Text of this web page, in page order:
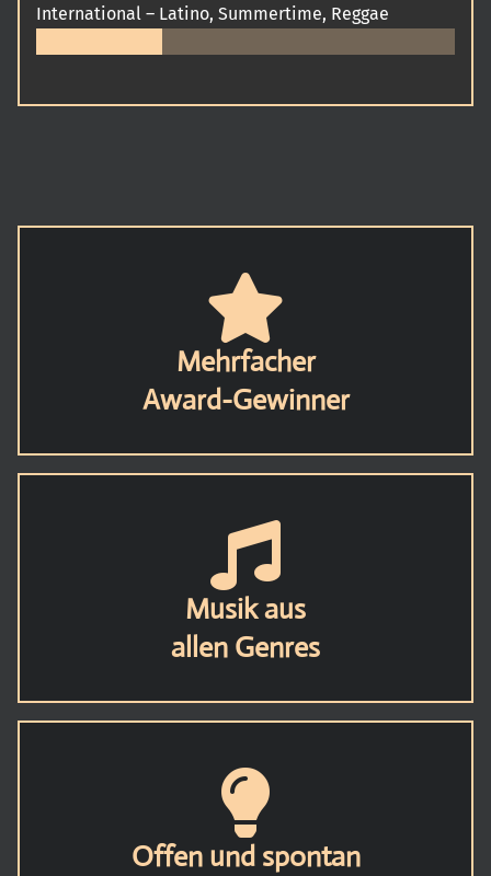
International – Latino, Summertime, Reggae
Mehrfacher
Award-Gewinner
Musik aus
allen Genres
Offen und spontan